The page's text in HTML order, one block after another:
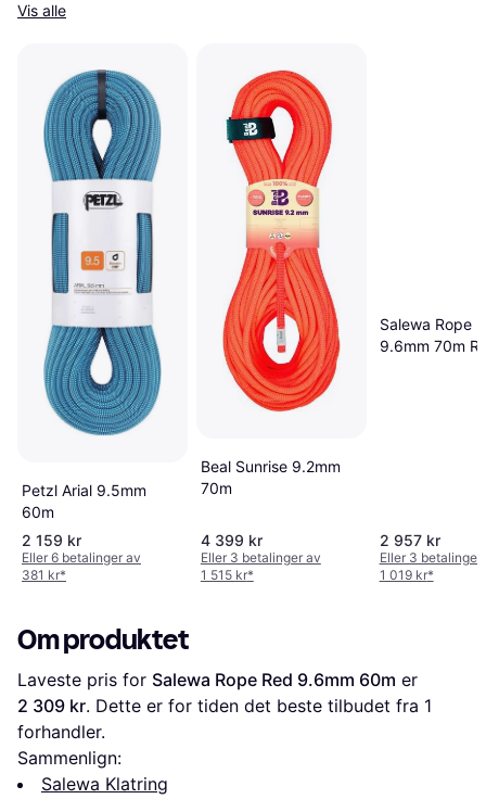
Vis alle
Petzl Arial 9.5mm
60m
2 159 kr
Eller 6 betalinger av
381 kr*
Beal Sunrise 9.2mm
70m
4 399 kr
Eller 3 betalinger av
1 515 kr*
Salewa Rope
9.6mm 70m
2 957 kr
Eller 3 betalinger
1 019 kr*
Om produktet
Laveste pris for Salewa Rope Red 9.6mm 60m
2 309 kr. Dette er for tiden det beste tilbudet fra 1
forhandler.
Sammenlign:
Salewa Klatring